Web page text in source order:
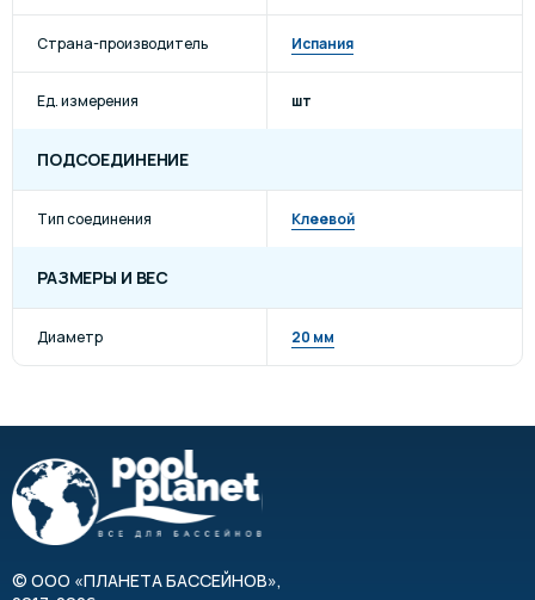
Страна-производитель Испания
Ед. измерения шт
ПОДСОЕДИНЕНИЕ
Тип соединения Клеевой
РАЗМЕРЫ И ВЕС
Диаметр 20 мм
© ООО «ПЛАНЕТА БАССЕЙНОВ»,